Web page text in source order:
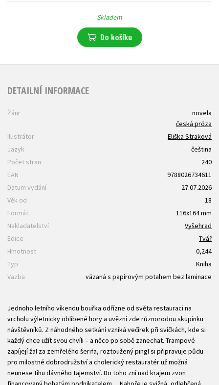
Skladem
Do košíku
DETAILNÍ INFORMACE
Žánr
novela
česká próza
Ilustrátor
Eliška Straková
Jazyk
čeština
Počet stran
240
EAN
9788026734611
Datum vydání
27.07.2026
Věk od
18
Formát
116x164 mm
Nakladatelství
Vyšehrad
Edice
Tvář
Hmotnost
0,244
Typ
Kniha
Vazba
vázaná s papírovým potahem bez laminace
Jednoho letního víkendu bouřka odřízne od světa restauraci na
vrcholu výletnicky oblíbené hory a uvězní zde různorodou skupinku
návštěvníků. Z náhodného setkání vzniká večírek při svíčkách, kde si
každý chce užít svou chvíli – a něco po sobě zanechat. Trampové
zapíjejí žal za zemřelého šerifa, roztoužený pingl si připravuje půdu
pro milostné dobrodružství a cholerický restauratér už možná
neunese tíhu dávného tajemství. Do toho zní nad krajem zvon